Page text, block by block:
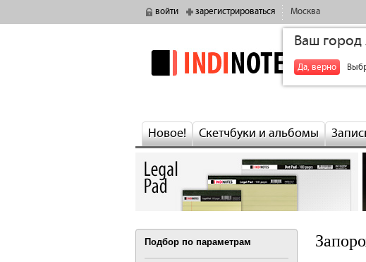
войти зарегистрироваться Москва
Ваш город
Да, верно
indinotes
Новое! Скетчбуки и альбомы
Подбор по параметрам